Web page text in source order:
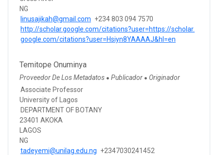
NG
linusajikah@gmail.com +234 803 094 7570
http://scholar.google.com/citations?user=https://scholar.
google.com/citations?user=Hsiyn8YAAAAJ&hl=en
Temitope Onuminya
Proveedor De Los Metadatos ● Publicador ● Originador
Associate Professor
University of Lagos
DEPARTMENT OF BOTANY
23401 AKOKA
LAGOS
NG
tadeyemi@unilag.edu.ng +2347030241452